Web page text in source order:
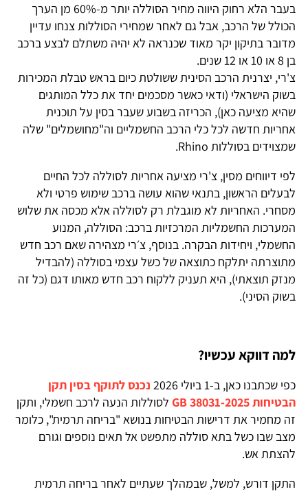
בעבר הלא רחוק היווה מחיר הסוללה יותר מ-60% מן הערך
הכולל של הרכב, אבל גם לאחר שמחירי הסוללות צנחו עדיין
מדובר בתיקון יקר מאוד שכנראה לא יהיה משתלם לבצע ברכב
בן 8 או 10 או 12 שנים.
צ'רי, יצרנית הרכב הסינית ששולטת כיום בראש טבלת המכירות
בשוק הישראלי (ודאי כאשר מסכמים יחד את כלל המותגים
שהיא מציעה כאן), הכריזה בשבוע שעבר בסין על תוכנית
אחריות חדשה לכל כלי הרכב החשמליים וה"מחושמלים" שלה
שמצוידים בסוללות Rhino.
לפי דיווחים מסין, צ'רי מציעה אחריות לסוללה לכל החיים
לבעלים הראשון, בתנאי שהוא עושה ברכב שימוש פרטי ולא
מסחרי. האחריות לא מוגבלת רק לסוללה אלא מכסה את שלוש
המערכות החשמליות המרכזיות ברכב: הסוללה, המנוע
החשמלי, ויחידות הבקרה. בנוסף, צ׳רי מצהירה שאם רכב חדש
מתוצרתה יתלקח כתוצאה של כשל עצמי בסוללה (להבדיל
מנזק תוצאתי), היא תעניק ללקוח רכב חדש מאותו דגם (כל זה
בשוק הסיני).
למה דווקא עכשיו?
כפי שכתבנו כאן, ב-1 ביולי 2026
נכנס לתוקף בסין תקן
הבטיחות GB 38031-2025
לסוללות הנעה לרכב חשמלי, ותקן
זה מחמיר את דרישות הבטיחות בנושא "בריחה תרמית", כלומר
מצב שבו כשל בתא סוללה מתפשט אל תאים נוספים וגורם
להצתת אש.
התקן דורש, למשל, שבמהלך שעתיים לאחר בריחה תרמית